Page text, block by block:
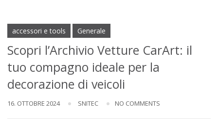
accessori e tools Generale
Scopri l’Archivio Vetture CarArt: il
tuo compagno ideale per la
decorazione di veicoli
16. OTTOBRE 2024 SNITEC NO COMMENTS